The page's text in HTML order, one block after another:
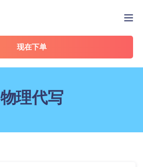
现在下单
物理代写